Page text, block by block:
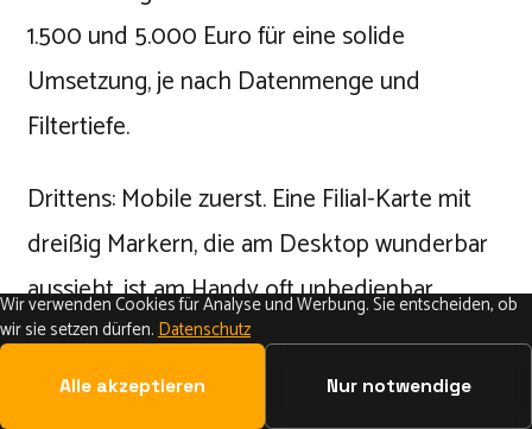
1.500 und 5.000 Euro für eine solide
Umsetzung, je nach Datenmenge und
Filtertiefe.
Drittens: Mobile zuerst. Eine Filial-Karte mit
dreißig Markern, die am Desktop wunderbar
aussieht, ist am Handy oft unbedienbar.
Planen Sie die Mobile-Variante zuerst und
prüfen Sie vor dem Launch an einem echten
Wir verwenden Cookies für Analyse und Werbung. Sie entscheiden, ob
wir sie setzen dürfen.Datenschutz
Alle akzeptieren Nur notwendige